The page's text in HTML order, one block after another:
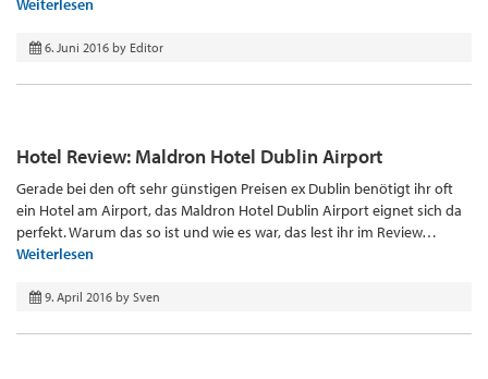
Weiterlesen
6. Juni 2016 by Editor
Hotel Review: Maldron Hotel Dublin Airport
Gerade bei den oft sehr günstigen Preisen ex Dublin benötigt ihr oft
ein Hotel am Airport, das Maldron Hotel Dublin Airport eignet sich da
perfekt. Warum das so ist und wie es war, das lest ihr im Review…
Weiterlesen
9. April 2016 by Sven